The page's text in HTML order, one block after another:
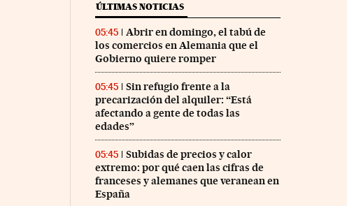
ÚLTIMAS NOTICIAS
05:45
Abrir en domingo, el tabú de
los comercios en Alemania que el
Gobierno quiere romper
05:45
Sin refugio frente a la
precarización del alquiler: “Está
afectando a gente de todas las
edades”
05:45
Subidas de precios y calor
extremo: por qué caen las cifras de
franceses y alemanes que veranean en
España